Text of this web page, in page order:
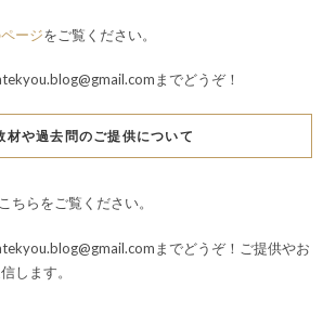
ージをご覧ください。
までどうぞ！
材や過去問のご提供について
ちらをご覧ください。
までどうぞ！ご提供やお
します。